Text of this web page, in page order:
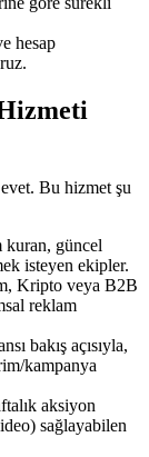
hesap
Bu hizmet şu
kuran, güncel
isteyen ekipler.
Kripto veya B2B
reklam
bakış açısıyla,
kampanya
aksiyon
sağlayabilen